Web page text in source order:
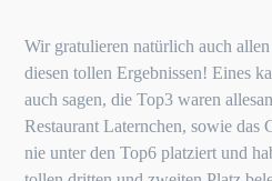
Wir gratulieren natürlich auch allen
diesen tollen Ergebnissen! Eines
auch sagen, die Top3 waren
Restaurant Laternchen, sowie das
nie unter den Top6 platziert und